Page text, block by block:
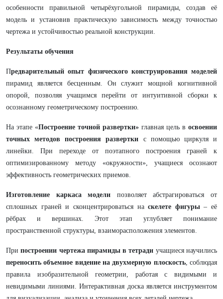
особенности правильной четырёхугольной пирамиды, создав её
модель и установив практическую зависимость между точностью
чертежа и устойчивостью реальной конструкции.
Результаты обучения
Предварительный опыт физического конструирования моделей
пирамид является бесценным. Он служит мощной когнитивной
опорой, позволяя учащимся перейти от интуитивной сборки к
осознанному геометрическому построению.
На этапе «Построение точной развертки» главная цель в освоении
точных методов построения развертки с помощью циркуля и
линейки. При переходе от поэтапного построения граней к
оптимизированному методу «окружности», учащиеся осознают
эффективность геометрических приемов.
Изготовление каркаса модели позволяет абстрагироваться от
сплошных граней и сконцентрироваться наскелете фигуры– её
рёбрах и вершинах. Этот этап углубляет понимание
пространственной структуры, взаиморасположения элементов.
Припостроении чертежа пирамиды в тетради учащиеся научились
переносить объемное видение на двухмерную плоскость, соблюдая
правила изобразительной геометрии, работая с видимыми и
невидимыми линиями. Интерактивная доска является инструментом